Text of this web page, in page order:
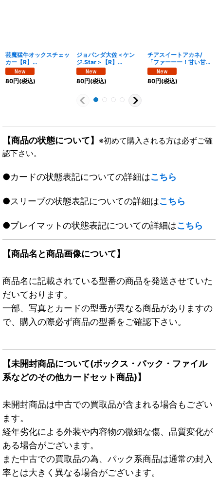
芸魔猛牛オックスチェッ
カー【R】
{26EX1N24/N25}
《多》
80円(税込)
ジョパンダ大佐＜ケン
ジ.Star＞【R】
{26EX1N18/N25}
《闇》
80円(税込)
チアスイートアカネ/
「ファーーー！甘い甘
い!!」【R】
{26EX1N21/N25}《自
然》
80円(税込)
【商品の状態について】 ※初めて購入される方は必ずご確
認下さい。
●カードの状態表記についての詳細はこちら
●スリーブの状態表記についての詳細はこちら
●プレイマットの状態表記についての詳細はこちら
【商品名と商品画像について】
商品名に記載されている型番の商品を発送させていた
だいております。
一部、写真とカードの型番が異なる商品がありますの
で、購入の際必ず商品の型番をご確認下さい。
【未開封商品について(ボックス・パック・ファイル
系などのその他カードセット商品)】
未開封商品は中古での買取品が含まれる場合もござい
ます。
経年劣化による外装や内容物の微細な傷、品質変化が
ある場合がございます。
また中古での買取品の為、パック系商品は通常の封入
率とは大きく異なる場合がございます。